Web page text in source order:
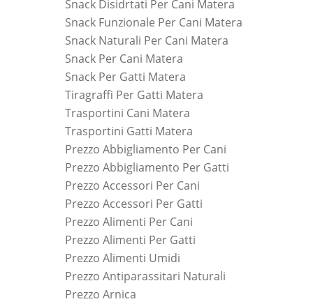
Snack Disidrtati Per Cani Matera
Snack Funzionale Per Cani Matera
Snack Naturali Per Cani Matera
Snack Per Cani Matera
Snack Per Gatti Matera
Tiragraffi Per Gatti Matera
Trasportini Cani Matera
Trasportini Gatti Matera
Prezzo Abbigliamento Per Cani
Prezzo Abbigliamento Per Gatti
Prezzo Accessori Per Cani
Prezzo Accessori Per Gatti
Prezzo Alimenti Per Cani
Prezzo Alimenti Per Gatti
Prezzo Alimenti Umidi
Prezzo Antiparassitari Naturali
Prezzo Arnica